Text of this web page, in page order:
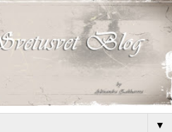
▼